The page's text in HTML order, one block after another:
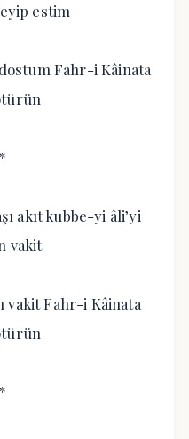
estim
Fahr-i Kâinata
akıt kubbe-yi âli’yi
vakit
vakit Fahr-i Kâinata